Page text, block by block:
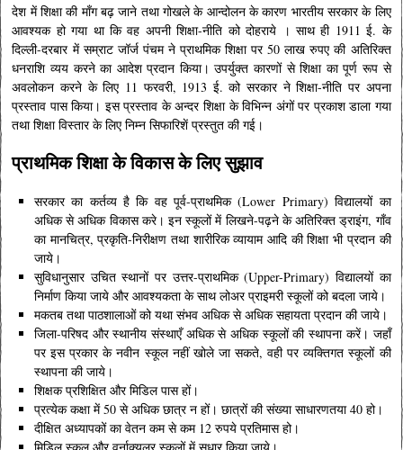
देश में शिक्षा की माँग बढ़ जाने तथा गोखले के आन्दोलन के कारण भारतीय सरकार के लिए
आवश्यक हो गया था कि वह अपनी शिक्षा-नीति को दोहराये । साथ ही 1911 ई. के
दिल्ली-दरबार में सम्राट जॉर्ज पंचम ने प्राथमिक शिक्षा पर 50 लाख रुपए की अतिरिक्त
धनराशि व्यय करने का आदेश प्रदान किया। उपर्युक्त कारणों से शिक्षा का पूर्ण रूप से
अवलोकन करने के लिए 11 फरवरी, 1913 ई. को सरकार ने शिक्षा-नीति पर अपना
प्रस्ताव पास किया। इस प्रस्ताव के अन्दर शिक्षा के विभिन्न अंगों पर प्रकाश डाला गया
तथा शिक्षा विस्तार के लिए निम्न सिफारिशें प्रस्तुत की गई।
प्राथमिक शिक्षा के विकास के लिए सुझाव
सरकार का कर्तव्य है कि वह पूर्व-प्राथमिक (Lower Primary) विद्यालयों का
अधिक से अधिक विकास करे। इन स्कूलों में लिखने-पढ़ने के अतिरिक्त ड्राइंग, गाँव
का मानचित्र, प्रकृति-निरीक्षण तथा शारीरिक व्यायाम आदि की शिक्षा भी प्रदान की
जाये।
सुविधानुसार उचित स्थानों पर उत्तर-प्राथमिक (Upper-Primary) विद्यालयों का
निर्माण किया जाये और आवश्यकता के साथ लोअर प्राइमरी स्कूलों को बदला जाये।
मकतब तथा पाठशालाओं को यथा संभव अधिक से अधिक सहायता प्रदान की जाये।
जिला-परिषद और स्थानीय संस्थाएँ अधिक से अधिक स्कूलों की स्थापना करें। जहाँ
पर इस प्रकार के नवीन स्कूल नहीं खोले जा सकते, वही पर व्यक्तिगत स्कूलों की
स्थापना की जाये।
शिक्षक प्रशिक्षित और मिडिल पास हों।
प्रत्येक कक्षा में 50 से अधिक छात्र न हों। छात्रों की संख्या साधारणतया 40 हो।
दीक्षित अध्यापकों का वेतन कम से कम 12 रुपये प्रतिमास हो।